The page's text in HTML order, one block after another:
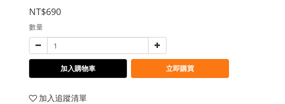
NT$690
數量
加入購物車 立即購買
加入追蹤清單